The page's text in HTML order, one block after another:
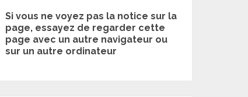
Si vous ne voyez pas la notice sur la
page, essayez de regarder cette
page avec un autre navigateur ou
sur un autre ordinateur